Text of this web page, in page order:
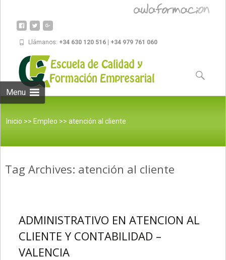
Llámanos: +34 630 120 516 | +34 979 761 060
Menu
content
Buscar:
Inicio >> Empleo >>atención al cliente
Tag Archives: atención al cliente
ADMINISTRATIVO EN ATENCION AL
CLIENTE Y CONTABILIDAD –
VALENCIA